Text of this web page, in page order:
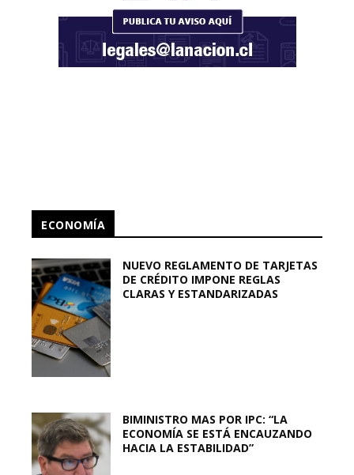
ECONOMÍA
NUEVO REGLAMENTO DE TARJETAS
DE CRÉDITO IMPONE REGLAS
CLARAS Y ESTANDARIZADAS
BIMINISTRO MAS POR IPC: “LA
ECONOMÍA SE ESTÁ ENCAUZANDO
HACIA LA ESTABILIDAD”